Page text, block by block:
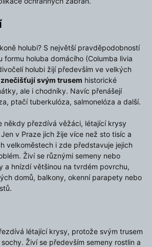
holubi? S největší pravděpodobností
formu holuba domácího (Columba livia
holubi žijí především ve velkých
znečišťují svým trusem historické
ale i chodníky. Navíc přenášejí
ptačí tuberkulóza, salmonelóza a další.
někdy přezdívá věžáci, létající krysy
v Praze jich žije více než sto tisíc a
velkoměstech i zde představuje jejich
Živí se různými semeny nebo
a hnízdí většinou na tvrdém povrchu,
domů, balkony, okenní parapety nebo
létající krysy, protože svým trusem
Živí se především semeny rostlin a